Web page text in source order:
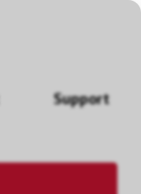
Support